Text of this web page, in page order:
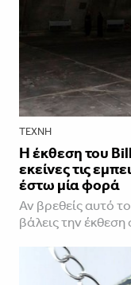
ΤΈΧΝΗ
Η έκθεση του
εκείνες τις
έστω μία φορά
Αν βρεθείς αυτό
βάλεις την έκθεση